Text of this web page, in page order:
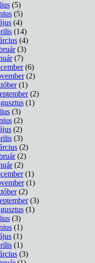
(5)
(5)
(4)
(14)
(4)
(3)
(7)
(6)
(2)
(1)
(2)
(1)
(3)
(2)
(2)
(3)
(2)
(2)
(2)
(1)
(1)
(2)
(3)
(1)
(3)
(1)
(1)
(1)
(3)